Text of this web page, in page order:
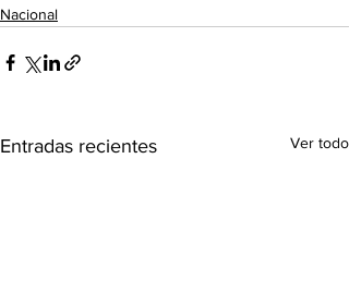
Nacional
Entradas recientes Ver todo